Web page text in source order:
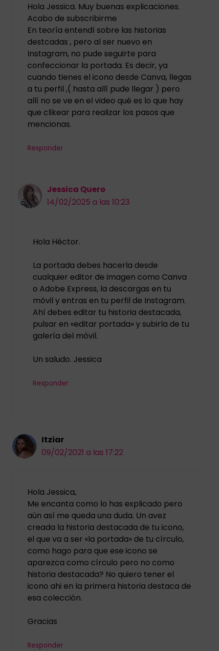
Hola Jessica. Muy buenas explicaciones.
Acabo de subscribirme
En teoría entendí sobre las historias
destcadas , pero al ser nuevo en
Instagram, no pude seguirte para
confeccionar la portada. Es decir, ya
cuando tienes el icono desde Canva, llegas
a tu perfil ,( hasta allí pude llegar ) pero
allí no se ve en el video qué es lo que hay
que clikear para realizar los pasos que
mencionas.
Responder
Jessica Quero
14/02/2025 a las 10:23
Hola Héctor.
La portada debes hacerla desde
cualquier editor de imagen como Canva
o Adobe Express, la descargas en tu
móvil y entras en tu perfil de Instagram.
Ahí debes editar tu historia destacada,
pulsar en «editar portada» y subirla de tu
galería del móvil.
Un saludo. Jessica
Responder
Itziar
09/02/2021 a las 17:22
Hola Jessica,
Me encanta como lo has explicado pero
aún así me queda una duda. Un avez
creada la historia destacada de tu icono,
el que va a ser «la portada» de tu círculo,
como hago para que ese icono se
aparezca como círculo pero no como
historia destacada? No quiero tener el
icono ahi en la primera historia destaca de
esa colección.
Gracias
Responder